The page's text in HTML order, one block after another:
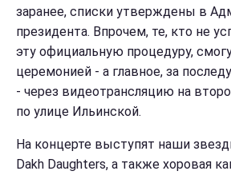
заранее, списки утверждены в
президента. Впрочем, те, кто не
эту официальную процедуру,
церемонией - а главное, за
- через видеотрансляцию на
по улице Ильинской.
На концерте выступят наши
Dakh Daughters, а также хоровая